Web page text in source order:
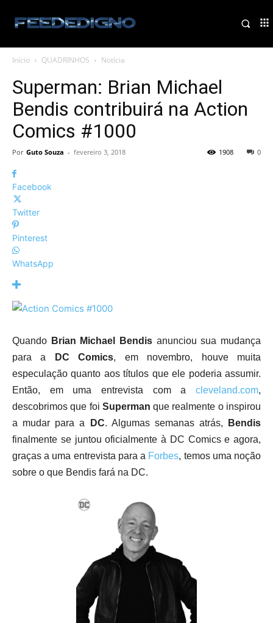
Início QUADRINHOS Notícia
Superman: Brian Michael
Bendis contribuirá na Action
Comics #1000
Por Guto Souza - fevereiro 3, 2018 0
1908
Facebook
Twitter
Pinterest
WhatsApp
Quando Brian Michael Bendis anunciou sua mudança
para a
DC Comics, em novembro, houve muita
especulação quanto aos títulos que ele poderia assumir.
Então, em uma entrevista com a cleveland.com,
descobrimos que foi Superman que realmente o inspirou
a mudar para a
DC. Algumas semanas atrás,
Bendis
finalmente se juntou oficialmente à DC Comics e agora,
graças a uma entrevista para a Forbes, temos uma noção
sobre o que Bendis fará na DC.